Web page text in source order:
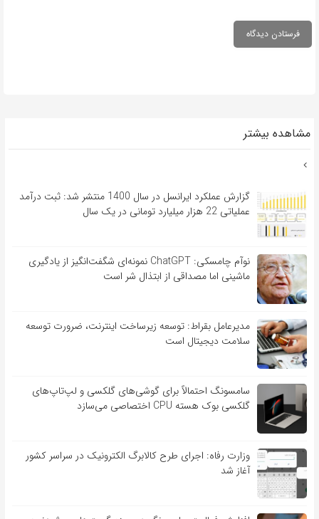
مشاهده بیشتر
گزارش عملکرد ایرانسل در سال 1400 منتشر شد: ثبت درآمد
عملیاتی 22 هزار میلیارد تومانی در یک سال
نوآم چامسکی: ChatGPT نمونه‌ای شگفت‌انگیز از یادگیری
ماشینی اما مصداقی از ابتذال شر است
مدیرعامل بقراط: توسعه زیرساخت اینترنت، ضرورت توسعه
سلامت دیجیتال است
سامسونگ احتمالاً برای گوشی‌های گلکسی و لپ‌تاپ‌های
گلکسی بوک هسته CPU اختصاصی می‌سازد
وزارت رفاه: اجرای طرح کالابرگ الکترونیک در سراسر کشور
آغاز شد